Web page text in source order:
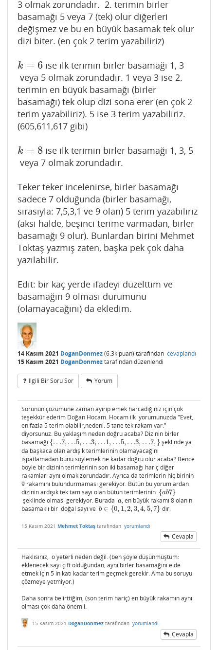
3 olmak zorundadır. 2. terimin birler
basamağı 5 veya 7 (tek) olur diğerleri
değişmez ve bu en büyük basamak tek olur
dizi biter. (en çok 2 terim yazabiliriz)
k = 6
k= 6
ise ilk terimin birler basamağı 1, 3
veya 5 olmak zorundadır. 1 veya 3 ise 2.
terimin en büyük basamağı (birler
basamağı) tek olup dizi sona erer (en çok 2
terim yazabiliriz). 5 ise 3 terim yazabiliriz.
(605,611,617 gibi)
k = 8
k= 8
ise ilk terimin birler basamağı 1, 3, 5
veya 7 olmak zorundadır.
Teker teker incelenirse, birler basamağı
sadece 7 olduğunda (birler basamağı,
sırasıyla: 7,5,3,1 ve 9 olan) 5 terim yazabiliriz
(aksi halde, beşinci terime varmadan, birler
basamağı 9 olur). Bunlardan birini Mehmet
Toktaş yazmış zaten, başka pek çok daha
yazılabilir.
Edit: bir kaç yerde ifadeyi düzelttim ve
basamağın 9 olması durumunu
(olamayacağını) da ekledim.
14 Kasım 2021 DoganDonmez(6.3k puan) tarafından cevaplandı
15 Kasım 2021 DoganDonmeztarafındandüzenlendi
Ilgili Bir Soru Sor Yorum
Sorunun çözümüne zaman ayırıp emek harcadığınız için çok
teşekkür ederim Doğan Hocam. Hocam ilk yorumunuzda "Evet,
en fazla 5 terim olabilir,nedeni: 5 tane tek rakam var."
diyorsunuz. Bu yaklaşım neden doğru acaba? Dizinin birler
basamağı {. . .7, . . .5, . . .3, . . .1, . . .5, . . .3, . . .7, }
{. .7 ,...5 .. .3,. .1 ...5 ,. .3,.. .7 ,
şeklinde ya
da başkaca olan ardışık terimlerinin olamayacağını
ispatlamadan bunu söylemek ne kadar doğru olur acaba? Bence
böyle bir dizinin terimlerinin son iki basamağı hariç diğer
rakamları aynı olmak zorundadır. Ayrıca da terimlerin hiç birinin
9 rakamını bulundurmaması gerekiyor. Bütün bu yorumlardan
dizinin ardışık tek tam sayı olan bütün terimlerinin {ab7}
{ab7}
şeklinde olması gerekiyor. Burada a
a, en büyük rakamı 8 olan n
basamaklı bir doğal sayı ve b ∈ {0, 1,2, 3,4, 5, 7}
b ∈{ 0,1, 2,3,4 5,7} dır.
15 Kasım 2021 Mehmet Toktaş tarafından yorumlandı
Cevapla
Haklısınız, o yeterli neden değil. (ben şöyle düşünmüştüm:
eklenecek sayı çift olduğundan, aynı birler basamağını elde
etmek için 5 in katı kadar terim geçmek gerekir. Ama bu soruyu
çözmeye yetmiyor.)
Daha sonra belirttiğim, (son terim hariç) en büyük rakamın aynı
olması çok daha önemli.
15 Kasım 2021 DoganDonmez tarafından yorumlandı
Cevapla